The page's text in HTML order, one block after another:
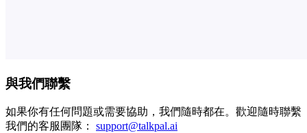
與我們聯繫
如果你有任何問題或需要協助，我們隨時都在。歡迎隨時聯繫
我們的客服團隊： support@talkpal.ai